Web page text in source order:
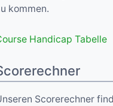
kommen.
Handicap Tabelle
Scorerechner